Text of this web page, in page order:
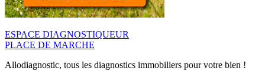
ESPACE DIAGNOSTIQUEUR
PLACE DE MARCHE
Allodiagnostic, tous les diagnostics immobiliers pour votre bien !